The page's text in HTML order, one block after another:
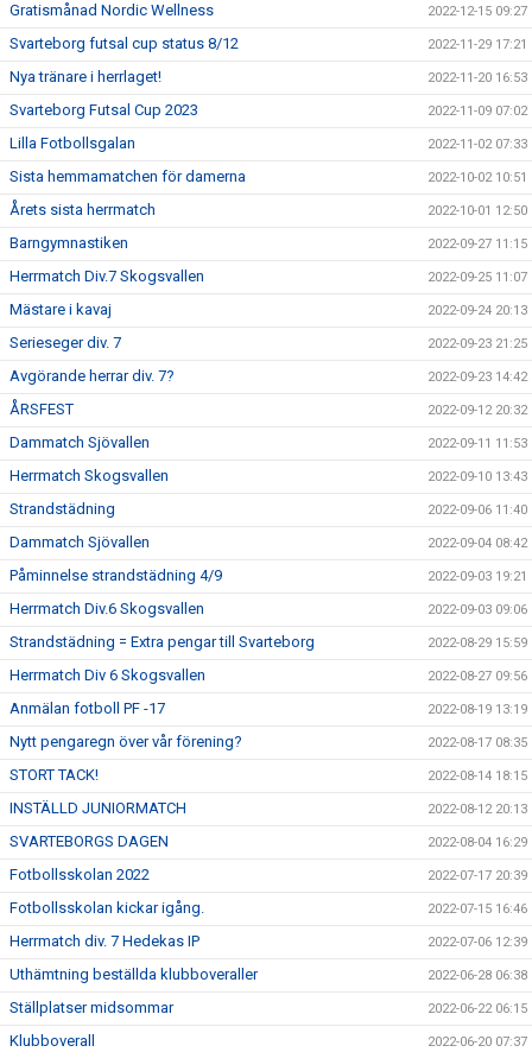
Gratismånad Nordic Wellness 2022-12-15 09:27
Svarteborg futsal cup status 8/12 2022-11-29 17:21
Nya tränare i herrlaget! 2022-11-20 16:53
Svarteborg Futsal Cup 2023 2022-11-09 07:02
Lilla Fotbollsgalan 2022-11-02 07:33
Sista hemmamatchen för damerna 2022-10-02 10:51
Årets sista herrmatch 2022-10-01 12:50
Barngymnastiken 2022-09-27 11:15
Herrmatch Div.7 Skogsvallen 2022-09-25 11:07
Mästare i kavaj 2022-09-24 20:13
Serieseger div. 7 2022-09-23 21:25
Avgörande herrar div. 7? 2022-09-23 14:42
ÅRSFEST 2022-09-12 20:32
Dammatch Sjövallen 2022-09-11 11:53
Herrmatch Skogsvallen 2022-09-10 13:43
Strandstädning 2022-09-06 11:40
Dammatch Sjövallen 2022-09-04 08:42
Påminnelse strandstädning 4/9 2022-09-03 19:21
Herrmatch Div.6 Skogsvallen 2022-09-03 09:06
Strandstädning = Extra pengar till Svarteborg 2022-08-29 15:59
Herrmatch Div 6 Skogsvallen 2022-08-27 09:56
Anmälan fotboll PF -17 2022-08-19 13:19
Nytt pengaregn över vår förening? 2022-08-17 08:35
STORT TACK! 2022-08-14 18:15
INSTÄLLD JUNIORMATCH 2022-08-12 20:13
SVARTEBORGS DAGEN 2022-08-04 16:29
Fotbollsskolan 2022 2022-07-17 20:39
Fotbollsskolan kickar igång. 2022-07-15 16:46
Herrmatch div. 7 Hedekas IP 2022-07-06 12:39
Uthämtning beställda klubboveraller 2022-06-28 06:38
Ställplatser midsommar 2022-06-22 06:15
Klubboverall 2022-06-20 07:37